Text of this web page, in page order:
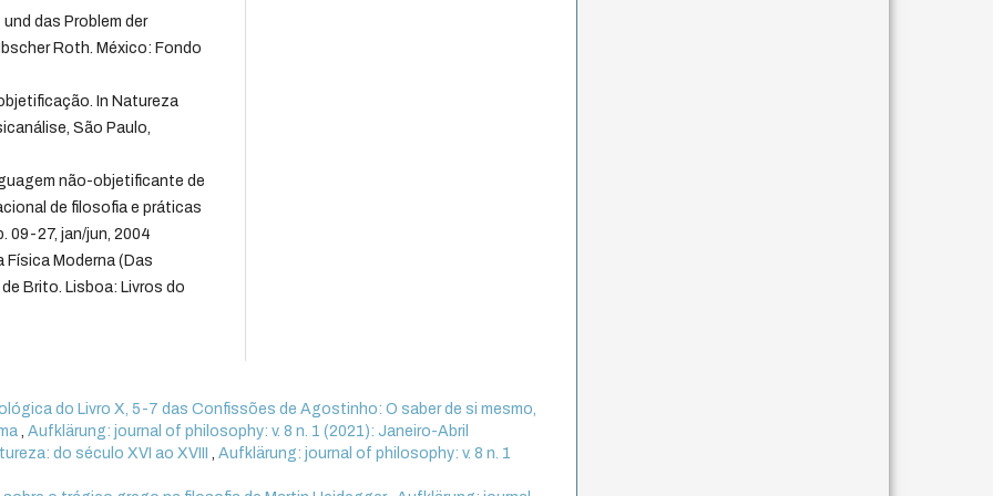
das Problem der
Roth. México: Fondo
In Natureza
São Paulo,
não-objetificante de
de filosofia e práticas
09-27, jan/jun, 2004
Física Moderna (Das
Brito. Lisboa: Livros do
do Livro X, 5-7 das Confissões de Agostinho: O saber de si mesmo,
,Aufklärung: journal of philosophy: v. 8 n. 1 (2021): Janeiro-Abril
do século XVI ao XVIII
,Aufklärung: journal of philosophy: v. 8 n. 1